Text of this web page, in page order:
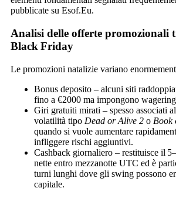
pubblicate su Esof.Eu.
Analisi delle offerte promozionali
Black Friday
Le promozioni natalizie variano
Bonus deposito – alcuni siti
fino a €2000 ma impongono
Giri gratuiti mirati – spesso associati
volatilità tipo Dead or Alive 2 o Book
quando si vuole aumentare
infliggere rischi aggiuntivi.
Cashback giornaliero – restituisce il
nette entro mezzanotte UTC ed è
turni lunghi dove gli swing possono
capitale.